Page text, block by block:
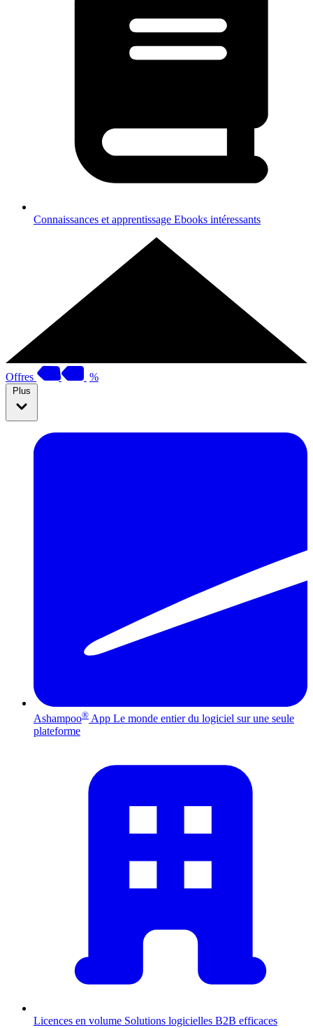
Connaissances et apprentissage Ebooks intéressants
Offres %
Plus
Ashampoo® App Le monde entier du logiciel sur une seule
plateforme
Licences en volume Solutions logicielles B2B efficaces